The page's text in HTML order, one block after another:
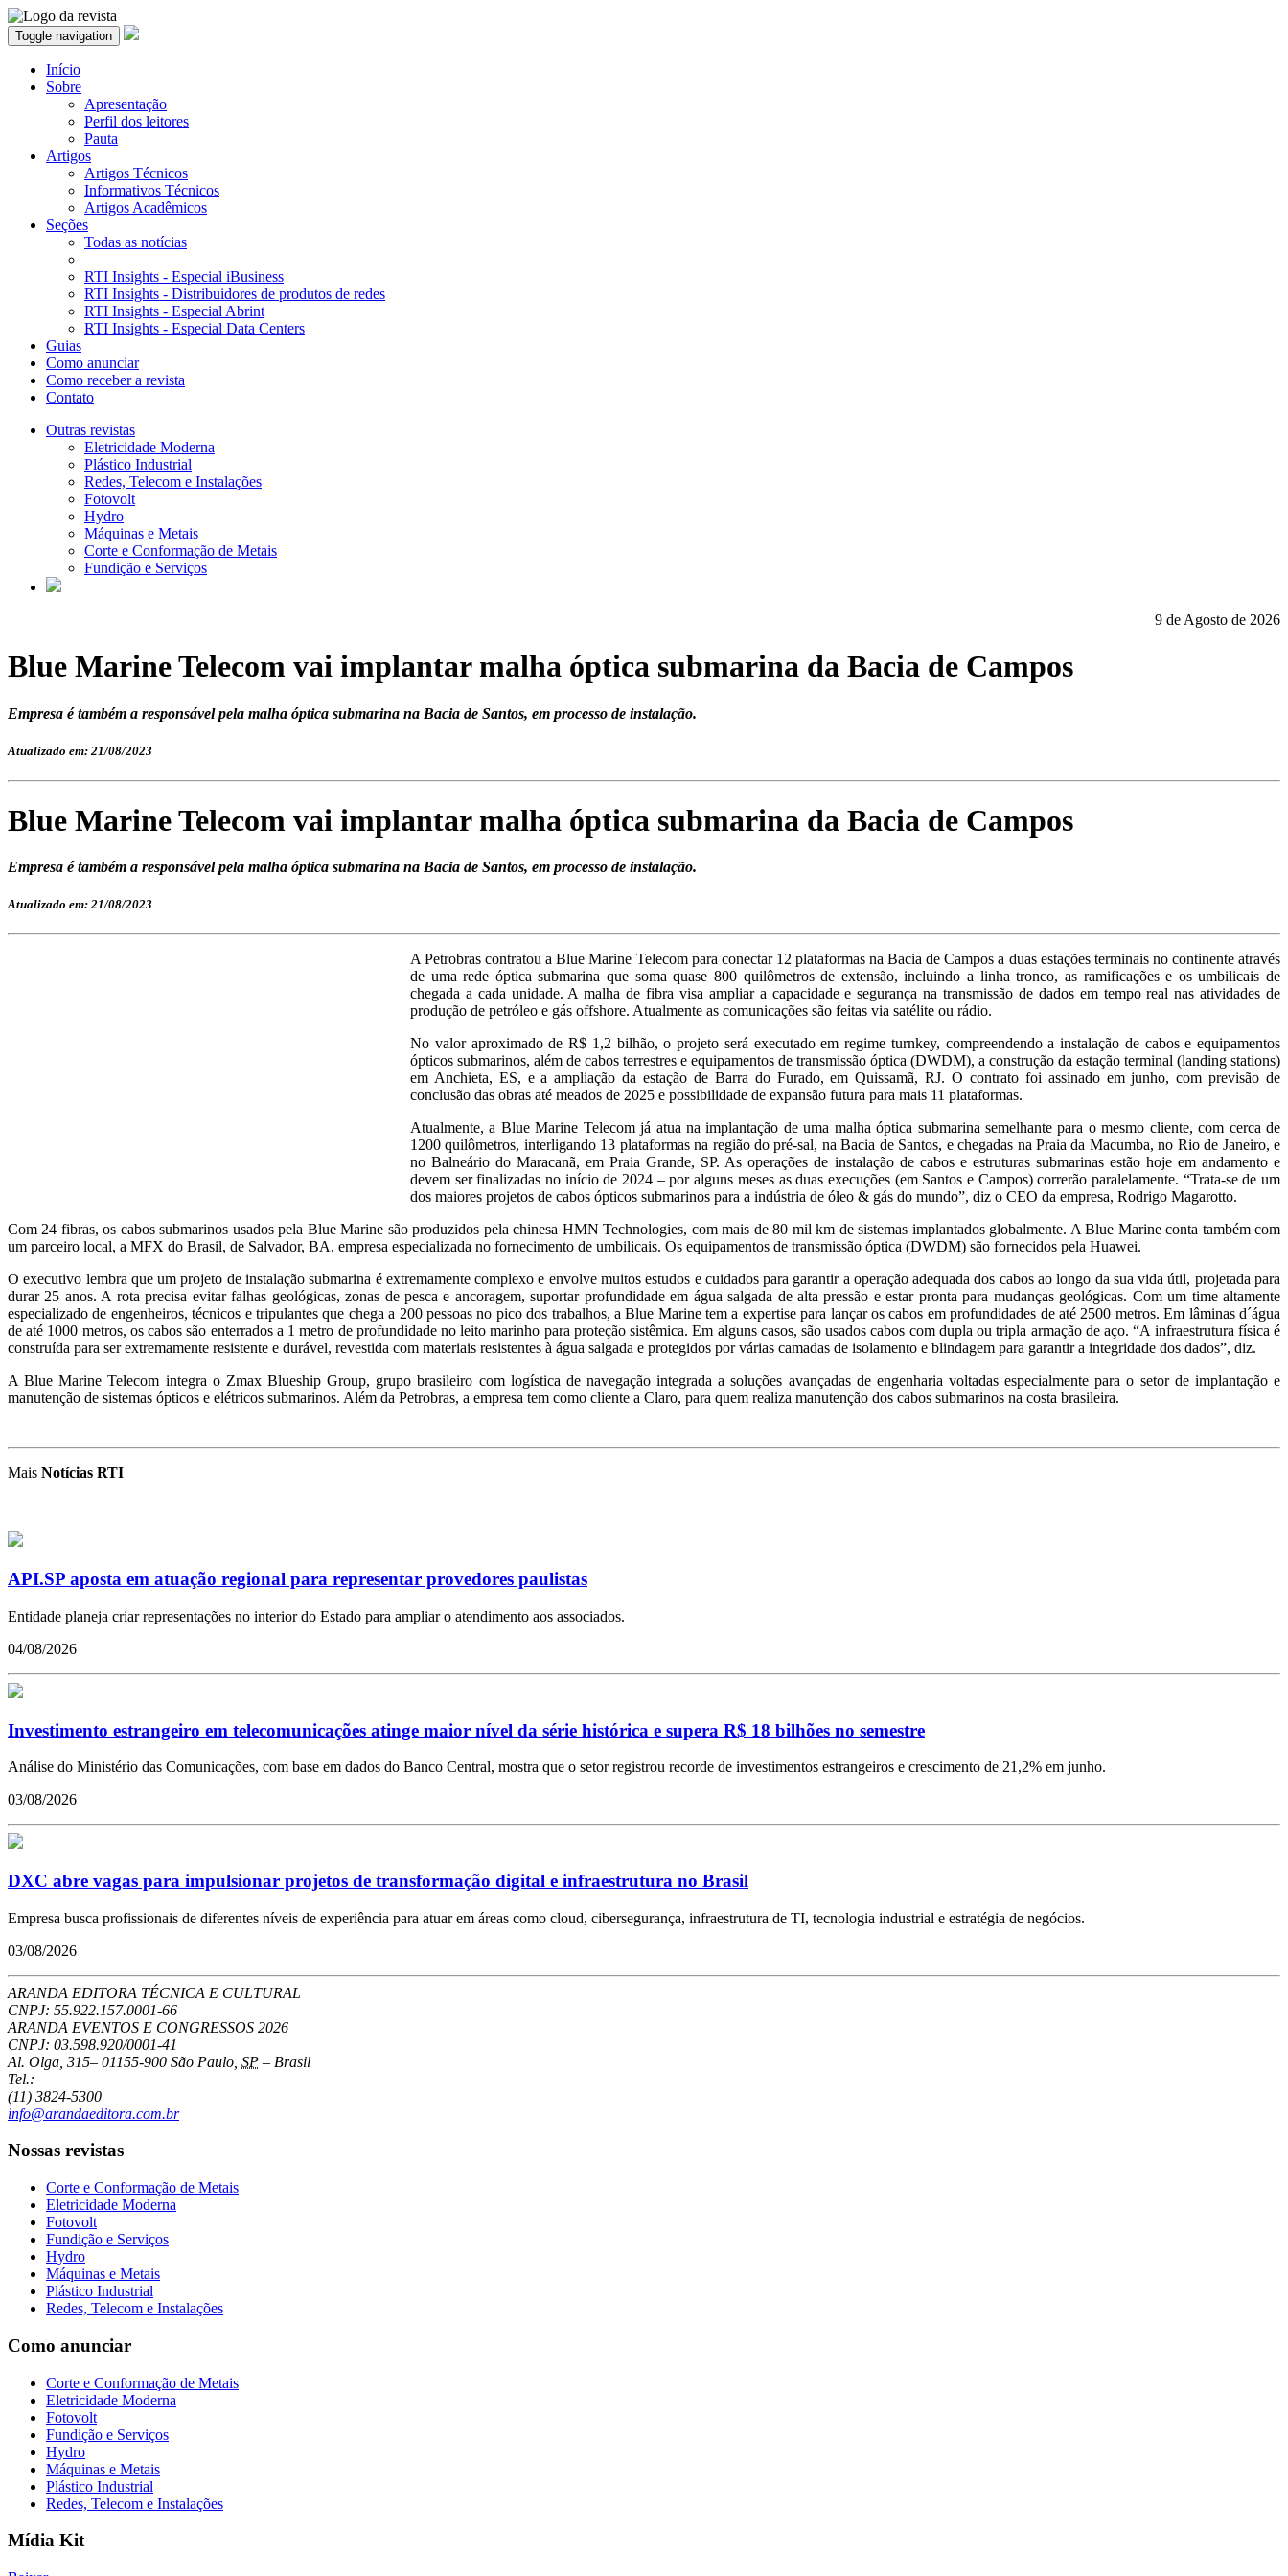
Toggle navigation
Início
Sobre
Apresentação
Perfil dos leitores
Pauta
Artigos
Artigos Técnicos
Informativos Técnicos
Artigos Acadêmicos
Seções
Todas as notícias
RTI Insights - Especial iBusiness
RTI Insights - Distribuidores de produtos de redes
RTI Insights - Especial Abrint
RTI Insights - Especial Data Centers
Guias
Como anunciar
Como receber a revista
Contato
Outras revistas
Eletricidade Moderna
Plástico Industrial
Redes, Telecom e Instalações
Fotovolt
Hydro
Máquinas e Metais
Corte e Conformação de Metais
Fundição e Serviços
9 de Agosto de 2026
Blue Marine Telecom vai implantar malha óptica submarina da Bacia de Campos
Empresa é também a responsável pela malha óptica submarina na Bacia de Santos, em processo de instalação.
Atualizado em: 21/08/2023
Blue Marine Telecom vai implantar malha óptica submarina da Bacia de Campos
Empresa é também a responsável pela malha óptica submarina na Bacia de Santos, em processo de instalação.
Atualizado em: 21/08/2023
A Petrobras contratou a Blue Marine Telecom para conectar 12 plataformas na Bacia de Campos a duas estações terminais no continente através
de uma rede óptica submarina que soma quase 800 quilômetros de extensão, incluindo a linha tronco, as ramificações e os umbilicais de
chegada a cada unidade. A malha de fibra visa ampliar a capacidade e segurança na transmissão de dados em tempo real nas atividades de
produção de petróleo e gás offshore. Atualmente as comunicações são feitas via satélite ou rádio.
No valor aproximado de R$ 1,2 bilhão, o projeto será executado em regime turnkey, compreendendo a instalação de cabos e equipamentos
ópticos submarinos, além de cabos terrestres e equipamentos de transmissão óptica (DWDM), a construção da estação terminal (landing stations)
em Anchieta, ES, e a ampliação da estação de Barra do Furado, em Quissamã, RJ. O contrato foi assinado em junho, com previsão de
conclusão das obras até meados de 2025 e possibilidade de expansão futura para mais 11 plataformas.
Atualmente, a Blue Marine Telecom já atua na implantação de uma malha óptica submarina semelhante para o mesmo cliente, com cerca de
1200 quilômetros, interligando 13 plataformas na região do pré-sal, na Bacia de Santos, e chegadas na Praia da Macumba, no Rio de Janeiro, e
no Balneário do Maracanã, em Praia Grande, SP. As operações de instalação de cabos e estruturas submarinas estão hoje em andamento e
devem ser finalizadas no início de 2024 – por alguns meses as duas execuções (em Santos e Campos) correrão paralelamente. “Trata-se de um
dos maiores projetos de cabos ópticos submarinos para a indústria de óleo & gás do mundo”, diz o CEO da empresa, Rodrigo Magarotto.
Com 24 fibras, os cabos submarinos usados pela Blue Marine são produzidos pela chinesa HMN Technologies, com mais de 80 mil km de sistemas implantados globalmente. A Blue Marine conta também com
um parceiro local, a MFX do Brasil, de Salvador, BA, empresa especializada no fornecimento de umbilicais. Os equipamentos de transmissão óptica (DWDM) são fornecidos pela Huawei.
O executivo lembra que um projeto de instalação submarina é extremamente complexo e envolve muitos estudos e cuidados para garantir a operação adequada dos cabos ao longo da sua vida útil, projetada para
durar 25 anos. A rota precisa evitar falhas geológicas, zonas de pesca e ancoragem, suportar profundidade em água salgada de alta pressão e estar pronta para mudanças geológicas. Com um time altamente
especializado de engenheiros, técnicos e tripulantes que chega a 200 pessoas no pico dos trabalhos, a Blue Marine tem a expertise para lançar os cabos em profundidades de até 2500 metros. Em lâminas d´água
de até 1000 metros, os cabos são enterrados a 1 metro de profundidade no leito marinho para proteção sistêmica. Em alguns casos, são usados cabos com dupla ou tripla armação de aço. “A infraestrutura física é
construída para ser extremamente resistente e durável, revestida com materiais resistentes à água salgada e protegidos por várias camadas de isolamento e blindagem para garantir a integridade dos dados”, diz.
A Blue Marine Telecom integra o Zmax Blueship Group, grupo brasileiro com logística de navegação integrada a soluções avançadas de engenharia voltadas especialmente para o setor de implantação e
manutenção de sistemas ópticos e elétricos submarinos. Além da Petrobras, a empresa tem como cliente a Claro, para quem realiza manutenção dos cabos submarinos na costa brasileira.
Mais Notícias RTI
API.SP aposta em atuação regional para representar provedores paulistas
Entidade planeja criar representações no interior do Estado para ampliar o atendimento aos associados.
04/08/2026
Investimento estrangeiro em telecomunicações atinge maior nível da série histórica e supera R$ 18 bilhões no semestre
Análise do Ministério das Comunicações, com base em dados do Banco Central, mostra que o setor registrou recorde de investimentos estrangeiros e crescimento de 21,2% em junho.
03/08/2026
DXC abre vagas para impulsionar projetos de transformação digital e infraestrutura no Brasil
Empresa busca profissionais de diferentes níveis de experiência para atuar em áreas como cloud, cibersegurança, infraestrutura de TI, tecnologia industrial e estratégia de negócios.
03/08/2026
ARANDA EDITORA TÉCNICA E CULTURAL
CNPJ: 55.922.157.0001-66
ARANDA EVENTOS E CONGRESSOS 2026
CNPJ: 03.598.920/0001-41
Al. Olga, 315– 01155-900 São Paulo SP – Brasil
Tel.:
(11) 3824-5300
info@arandaeditora.com.br
Nossas revistas
Corte e Conformação de Metais
Eletricidade Moderna
Fotovolt
Fundição e Serviços
Hydro
Máquinas e Metais
Plástico Industrial
Redes, Telecom e Instalações
Como anunciar
Corte e Conformação de Metais
Eletricidade Moderna
Fotovolt
Fundição e Serviços
Hydro
Máquinas e Metais
Plástico Industrial
Redes, Telecom e Instalações
Mídia Kit